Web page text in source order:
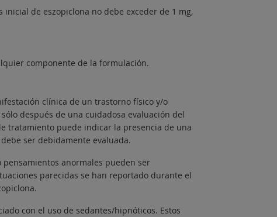
de eszopiclona no debe exceder de 1 mg,
componente de la formulación.
clínica de un trastorno físico y/o
después de una cuidadosa evaluación del
tratamiento puede indicar la presencia de una
ser debidamente evaluada.
anormales pueden ser
parecidas se han reportado durante el
con el uso de sedantes/hipnóticos. Estos